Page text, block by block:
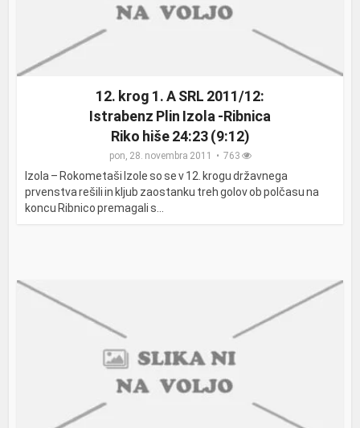
12. krog 1. A SRL 2011/12:
Istrabenz Plin Izola -Ribnica
Riko hiše 24:23 (9:12)
pon, 28. novembra 2011 763
Izola – Rokometaši Izole so se v 12. krogu državnega
prvenstva rešili in kljub zaostanku treh golov ob polčasu na
koncu Ribnico premagali s...